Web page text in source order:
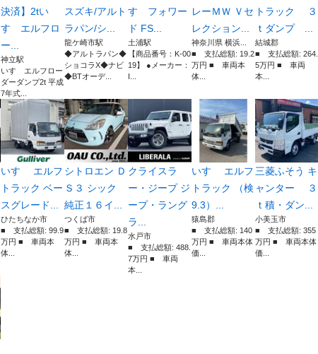
決済】2tい
すゞエルフロ
ー...
神立駅
いすゞエルフロー
ダーダンプ2t 平成
7年式...
スズキ/アルト
ラパン/シ...
龍ケ崎市駅
◆アルトラパン◆
ショコラX◆ナビ
◆BTオーデ...
すゞフォワー
ド FS...
土浦駅
【商品番号：K-00
19】 ●メーカー：
I...
レーＭＷ Ｖセ
レクション...
神奈川県 横浜...
■ 支払総額: 19.2
万円 ■ 車両本
体...
トラック ３
ｔダンプ ...
結城郡
■ 支払総額: 264.
5万円 ■ 車両
本...
いすゞ エルフ
トラック ベー
スグレード...
ひたちなか市
■ 支払総額: 99.9
万円 ■ 車両本
体...
シトロエン Ｄ
Ｓ３ シック
純正１６イ...
つくば市
■ 支払総額: 19.8
万円 ■ 車両本
体...
クライスラ
ー・ジープ ジ
ープ・ラング
ラ...
水戸市
■ 支払総額: 488.
7万円 ■ 車両
本...
いすゞ エルフ
トラック （検
9.3）...
猿島郡
■ 支払総額: 140
万円 ■ 車両本体
価...
三菱ふそう キ
ャンター ３
ｔ積・ダン...
小美玉市
■ 支払総額: 355
万円 ■ 車両本体
価...